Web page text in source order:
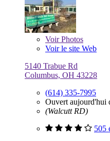
VoirPhotos
Voir le site Web
5140 Trabue Rd
Columbus, OH 43228
(614) 335-7995
Ouvert aujourd'hui
(Walcutt RD)
505